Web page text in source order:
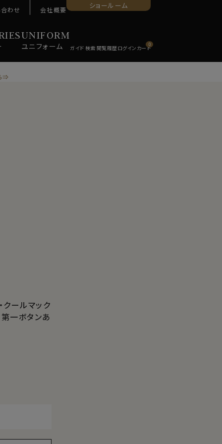
UNIFORM
ユニ フォーム
わせ 会社概要 ショールーム
0
⇒
クールマック
第一ボタンあ